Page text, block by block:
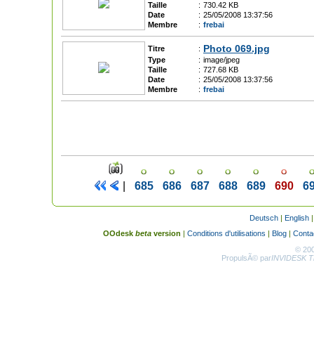
Taille
: 730.42 KB
Date
: 25/05/2008 13:37:56
Membre
: frebai
Titre : Photo 069.jpg
Type : image/jpeg
Taille
: 727.68 KB
Date
: 25/05/2008 13:37:56
Membre
: frebai
685 686 687 688 689 690
Deutsch| English
OOdesk betaversion | Conditions d'utilisations | Blog|
©
PropulsÃ© parINVIDESK